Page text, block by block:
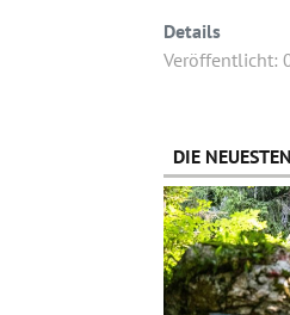
Details
Veröffentlicht:
DIE